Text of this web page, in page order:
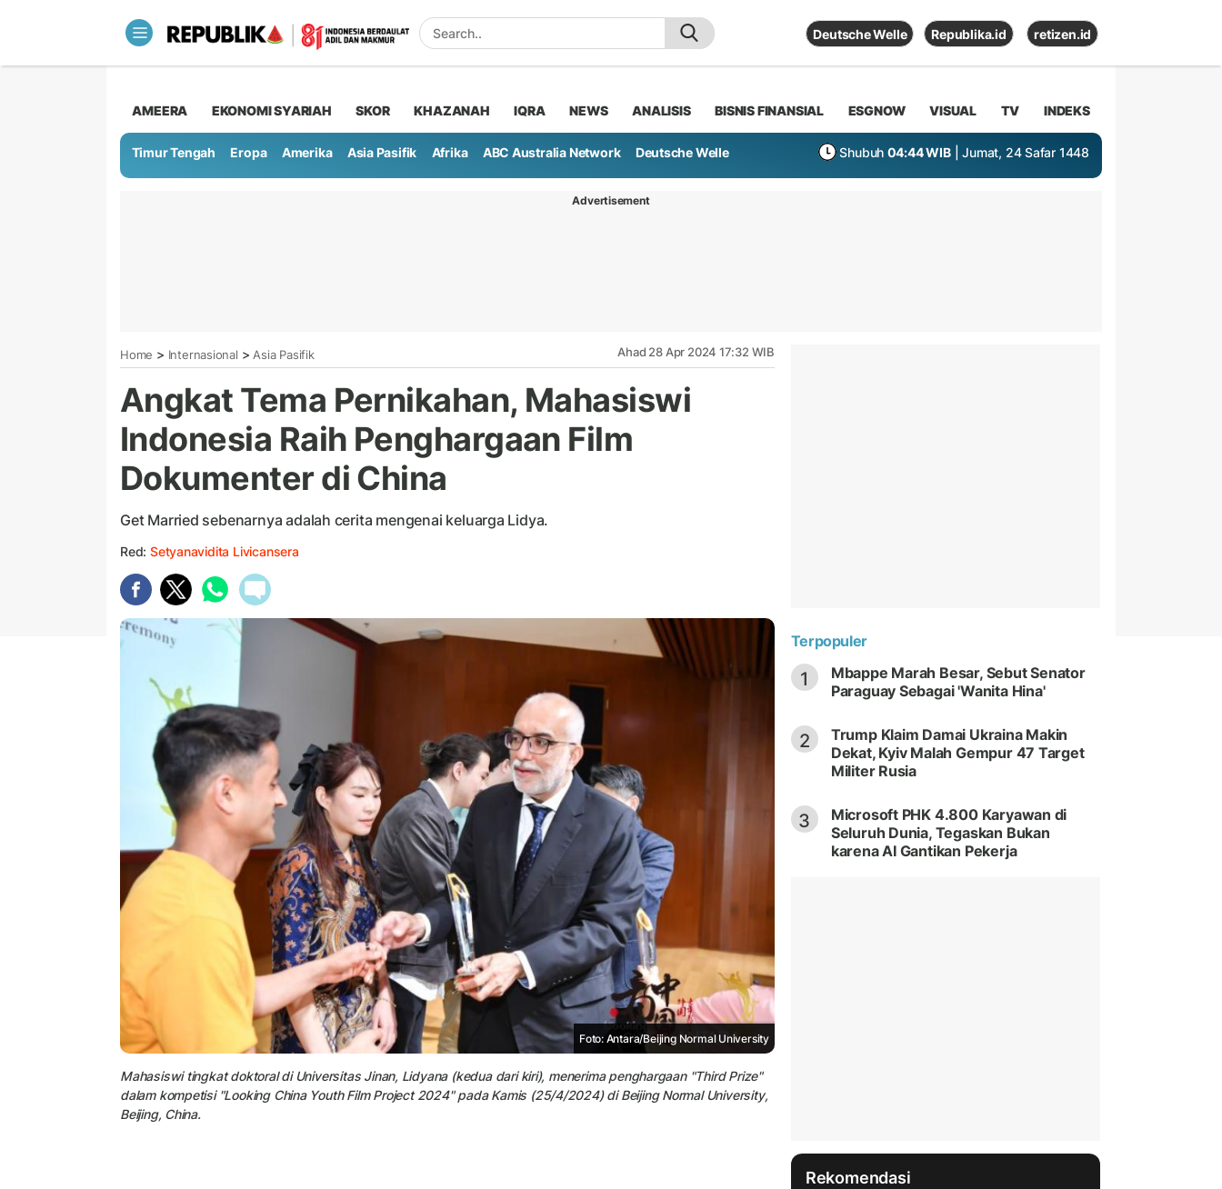
Deutsche Welle Republika.id retizen.id
AMEERA EKONOMI SYARIAH SKOR KHAZANAH IQRA NEWS ANALISIS BISNIS FINANSIAL ESGNOW VISUAL TV INDEKS
Timur Tengah Eropa Amerika Asia Pasifik Afrika ABC Australia Network Deutsche Welle Shubuh 04:44 WIB | Jumat, 24 Safar 1448
Advertisement
Home > Internasional > Asia Pasifik Ahad 28 Apr 2024 17:32 WIB
Angkat Tema Pernikahan, Mahasiswi
Indonesia Raih Penghargaan Film
Dokumenter di China
Get Married sebenarnya adalah cerita mengenai keluarga Lidya.
Red: Setyanavidita Livicansera
Foto: Antara/Beijing Normal University
Mahasiswi tingkat doktoral di Universitas Jinan, Lidyana (kedua dari kiri), menerima penghargaan "Third Prize"
dalam kompetisi "Looking China Youth Film Project 2024" pada Kamis (25/4/2024) di Beijing Normal University,
Beijing, China.
Terpopuler
1
Mbappe Marah Besar, Sebut Senator
Paraguay Sebagai 'Wanita Hina'
2
Trump Klaim Damai Ukraina Makin
Dekat, Kyiv Malah Gempur 47 Target
Militer Rusia
3
Microsoft PHK 4.800 Karyawan di
Seluruh Dunia, Tegaskan Bukan
karena AI Gantikan Pekerja
Rekomendasi